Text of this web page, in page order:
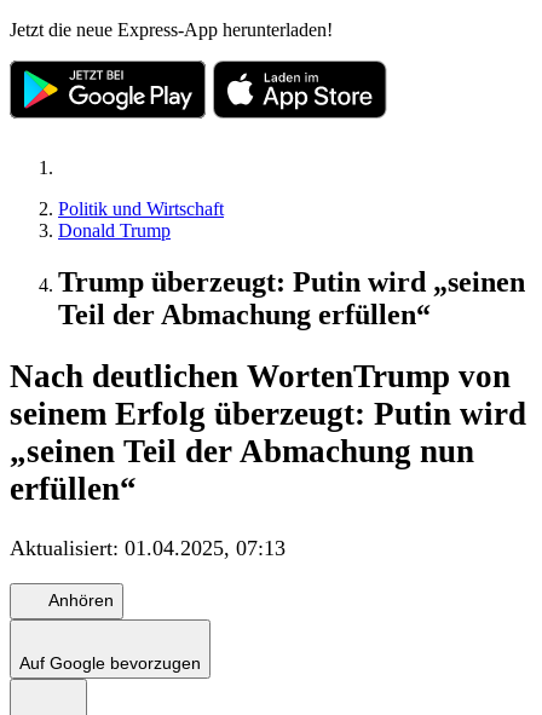
Jetzt die neue Express-App herunterladen!
Politik und Wirtschaft
Donald Trump
Trump überzeugt: Putin wird „seinen
Teil der Abmachung erfüllen“
Nach deutlichen WortenTrump von
seinem Erfolg überzeugt: Putin wird
„seinen Teil der Abmachung nun
erfüllen“
Aktualisiert: 01.04.2025, 07:13
Anhören
Auf Google bevorzugen